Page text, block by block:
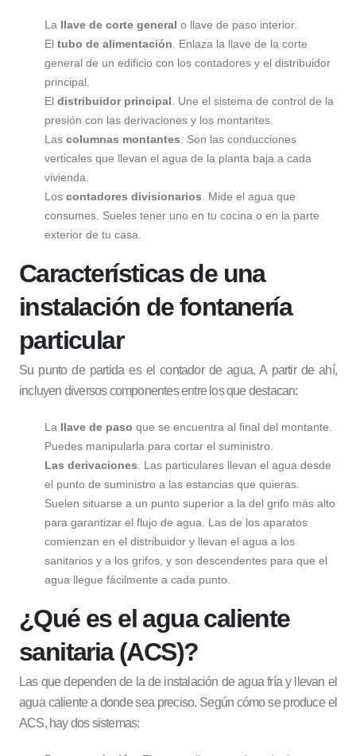
La llave de corte general o llave de paso interior.
El tubo de alimentación . Enlaza la llave de la corte
general de un edificio con los contadores y el distribuidor
principal.
El distribuidor principal . Une el sistema de control de la
presión con las derivaciones y los montantes.
Las columnas montantes . Son las conducciones
verticales que llevan el agua de la planta baja a cada
vivienda.
Los contadores divisionarios . Mide el agua que
consumes. Sueles tener uno en tu cocina o en la parte
exterior de tu casa.
Características de una
instalación de fontanería
particular
Su punto de partida es el contador de agua. A partir de ahí,
incluyen diversos componentes entre los que destacan:
La llave de paso que se encuentra al final del montante.
Puedes manipularla para cortar el suministro.
Las derivaciones . Las particulares llevan el agua desde
el punto de suministro a las estancias que quieras.
Suelen situarse a un punto superior a la del grifo más alto
para garantizar el flujo de agua. Las de los aparatos
comienzan en el distribuidor y llevan el agua a los
sanitarios y a los grifos, y son descendentes para que el
agua llegue fácilmente a cada punto.
¿Qué es el agua caliente
sanitaria (ACS)?
Las que dependen de la de instalación de agua fría y llevan el
agua caliente a donde sea preciso. Según cómo se produce el
ACS, hay dos sistemas: